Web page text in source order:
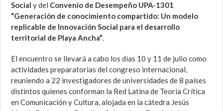
Socialydel Convenio de Desempeño UPA-1301
“Generación de conocimiento compartido: Un modelo
replicable de Innovación Social para el desarrollo
territorial de Playa Ancha”.
El encuentro se llevará a cabo los días 10 y 11 de julio como
actividades preparatorias del congreso internacional,
reuniendo a 22 investigadores de universidades de 8 países
distintos quienes conforman la Red Latina de Teoría Crítica
en Comunicación y Cultura, alojada en la cátedra Jesús